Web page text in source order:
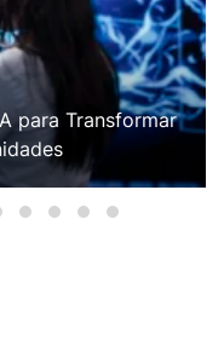
para Transformar